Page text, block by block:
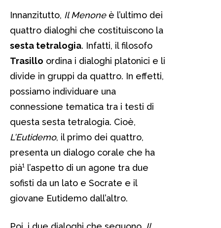
Innanzitutto, Il Menoneè l’ultimo dei
quattro dialoghi che costituiscono la
sesta tetralogia. Infatti, il filosofo
Trasillo ordina i dialoghi platonici e li
divide in gruppi da quattro. In effetti,
possiamo individuare una
connessione tematica tra i testi di
questa sesta tetralogia. Cioè,
L’Eutidemo, il primo dei quattro,
presenta un dialogo corale che ha
pià¹ l’aspetto di un agone tra due
sofisti da un lato e Socrate e il
giovane Eutidemo dall’altro.